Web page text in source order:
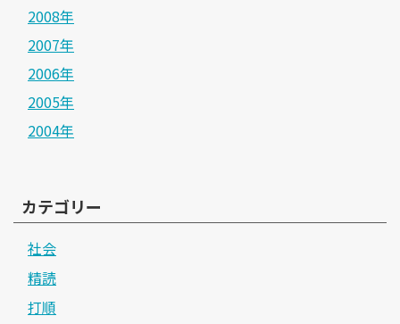
2008年
2007年
2006年
2005年
2004年
カテゴリー
社会
精読
打順